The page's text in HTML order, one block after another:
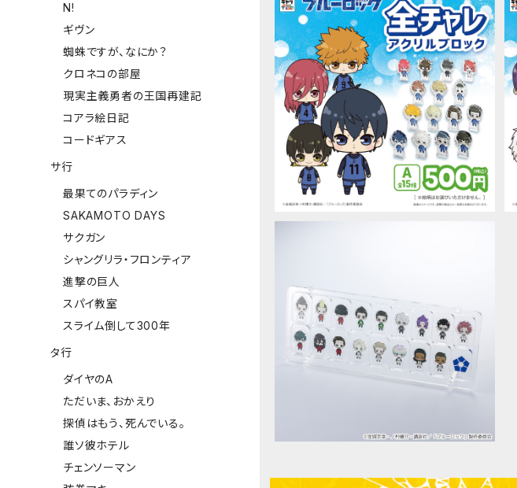
【ブルーロック】全チャレアクリルブロ
ック（A）
¥500
【ブルーロック】全チャレアクリルブロ
ック コンプリートセット（B）
¥8,500
SOLD OUT
N!
ギヴン
蜘蛛ですが、なにか？
クロネコの部屋
現実主義勇者の王国再建記
コアラ絵日記
コードギアス
サ行
最果てのパラディン
SAKAMOTO DAYS
サクガン
シャングリラ・フロンティア
進撃の巨人
スパイ教室
スライム倒して300年
タ行
ダイヤのA
ただいま、おかえり
探偵はもう、死んでいる。
誰ソ彼ホテル
チェンソーマン